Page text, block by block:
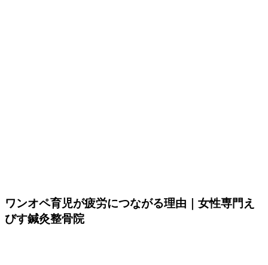
ワンオペ育児が疲労につながる理由｜女性専門え
びす鍼灸整骨院